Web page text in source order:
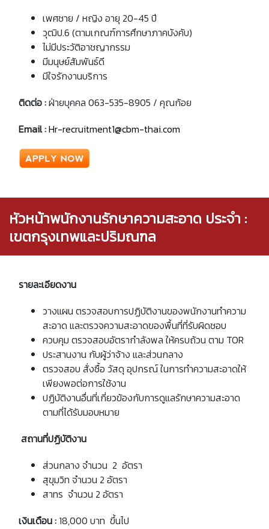
เพศชาย / หญิง อายุ 20-45 ปี
วุฒิป.6 (ตามเกณฑ์การศึกษาภาคบังคับ)
ไม่มีประวัติอาชญากรรม
มีมนุษย์สัมพันธ์ดี
มีใจรักงานบริการ
ติดต่อ :ฝ่ายบุคคล 063-535-8905 / คุณก้อย
Email :Hr-recruitment1@cbm-thai.com
หัวหน้าพนักงานรักษาความสะอาด ประจำ :
เขตกรุงเทพและปริมณฑล
รายละเอียดงาน
วางแผน ตรวจสอบการปฏิบัติงานของพนักงานทำความ
สะอาด และตรวจความสะอาดของพื้นที่ที่รับผิดชอบ
ควบคุม ตรวจสอบอัตรากำลังพล ให้ครบถ้วน ตาม TOR
ประสานงาน กับผู้ว่าจ้าง และส่วนกลาง
ตรวจสอบ สั่งซื้อ วัสดุ อุปกรณ์ ในการทำความสะอาดให้
เพียงพอต่อการใช้งาน
ปฏิบัติงานอื่นที่เกี่ยวข้องกับการดูแลรักษาความสะอาด
ตามที่ได้รับมอบหมาย
สถานที่ปฏิบัติงาน
ส่วนกลาง จำนวน 2 อัตรา
สุขุมวิท จำนวน 2 อัตรา
สาทร จำนวน 2 อัตรา
เงินเดือน: 18,000 บาท ขึ้นไป